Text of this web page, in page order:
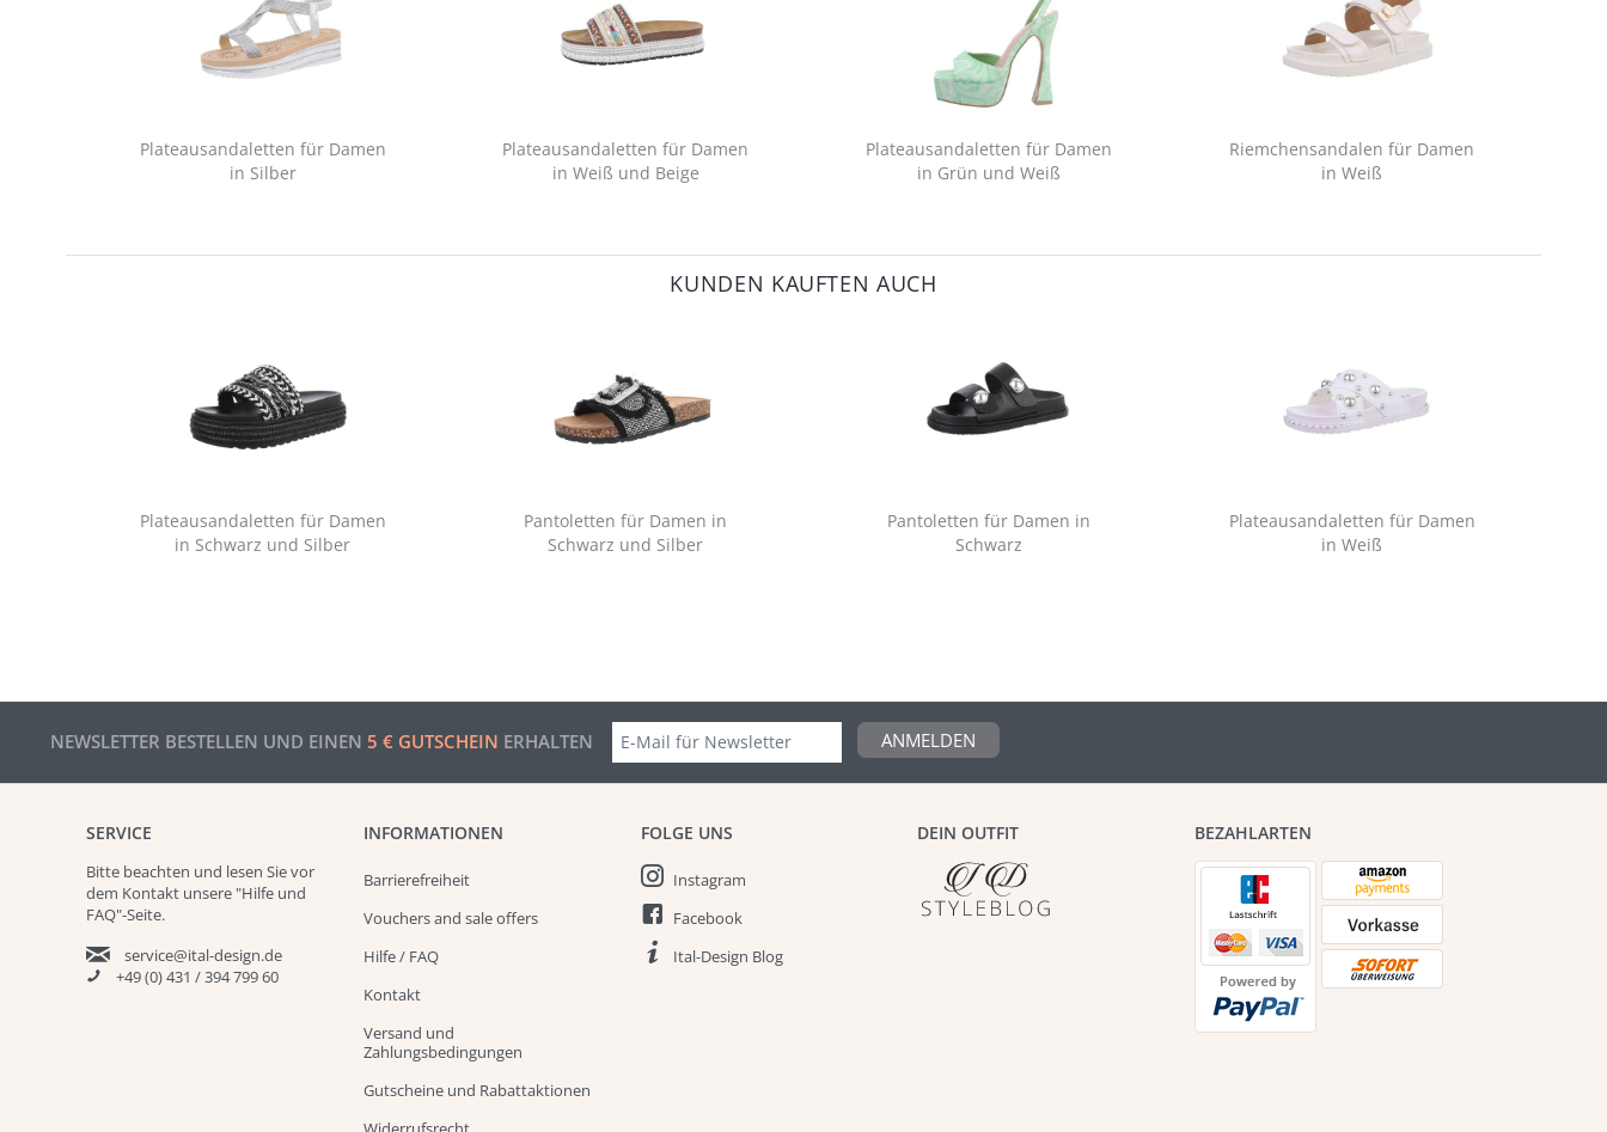
Plateausandaletten für Damen
in Silber
Plateausandaletten für Damen
in Weiß und Beige
Plateausandaletten für Damen
in Grün und Weiß
Riemchensandalen für Damen
in Weiß
KUNDEN KAUFTEN AUCH
Plateausandaletten für Damen
in Schwarz und Silber
Pantoletten für Damen in
Schwarz und Silber
Pantoletten für Damen in
Schwarz
Plateausandaletten für Damen
in Weiß
NEWSLETTER BESTELLEN UND EINEN 5 € GUTSCHEIN ERHALTEN ANMELDEN
SERVICE
Bitte beachten und lesen Sie vor
dem Kontakt unsere "Hilfe und
FAQ"-Seite.
service@ital-design.de
+49 (0) 431 / 394 799 60
INFORMATIONEN
Barrierefreiheit
Vouchers and sale offers
Hilfe / FAQ
Kontakt
Versand und
Zahlungsbedingungen
Gutscheine und Rabattaktionen
FOLGE UNS
Instagram
Facebook
Ital-Design Blog
DEIN OUTFIT BEZAHLARTEN